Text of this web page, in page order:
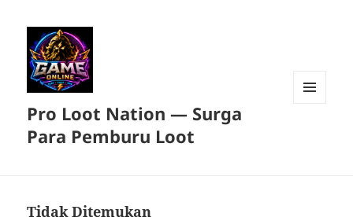
Pro Loot Nation — Surga
Para Pemburu Loot
Tidak Ditemukan